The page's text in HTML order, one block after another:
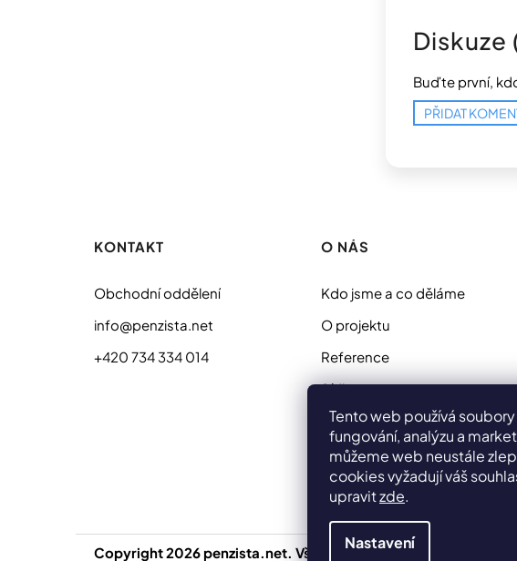
Tento web používá
fungování, analýzu a
můžeme web neustále
cookies vyžadují váš
upravitzde.
Nastavení
Diskuze
Buďte první,
PŘIDAT
KONTAKT
Obchodní oddělení
info@penzista.net
+420 734 334 014
O NÁS
Kdo jsme a co děláme
O projektu
Reference
Sídlo
Copyright 2026 penzista.net. Všechna práva vyhrazena.